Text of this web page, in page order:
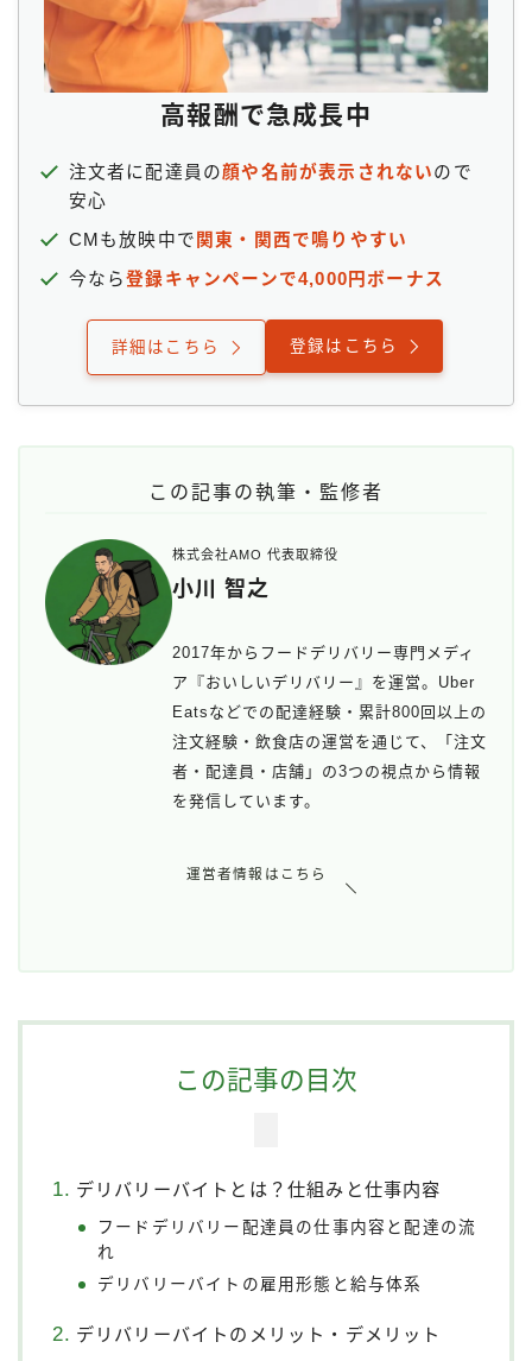
高報酬で急成長中
注文者に配達員の顔や名前が表示されないので
安心
CMも放映中で 関東・関西で鳴りやすい
今なら登録キャンペーンで4,000円ボーナス
詳細はこちら 登録はこちら
この記事の執筆・監修者
株式会社AMO 代表取締役
小川 智之
2017年からフードデリバリー専門メディ
ア『おいしいデリバリー』を運営。Uber
Eatsなどでの配達経験・累計800回以上の
注文経験・飲食店の運営を通じて、「注文
者・配達員・店舗」の3つの視点から情報
を発信しています。
運営者情報はこちら
この記事の目次
デリバリーバイトとは？仕組みと仕事内容
フードデリバリー配達員の仕事内容と配達の流
れ
デリバリーバイトの雇用形態と給与体系
デリバリーバイトのメリット・デメリット